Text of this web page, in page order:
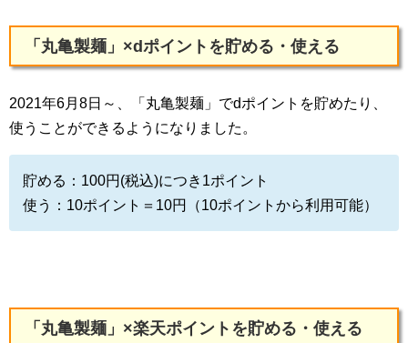
「丸亀製麺」×dポイントを貯める・使える
2021年6月8日～、「丸亀製麺」でdポイントを貯めたり、
使うことができるようになりました。
貯める：100円(税込)につき1ポイント
使う：10ポイント＝10円（10ポイントから利用可能）
「丸亀製麺」×楽天ポイントを貯める・使える